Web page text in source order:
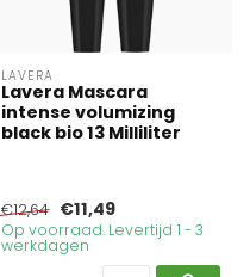
LAVERA
Lavera Mascara
intense volumizing
black bio 13 Milliliter
€12,64 €11,49
Op voorraad. Levertijd 1 - 3
werkdagen